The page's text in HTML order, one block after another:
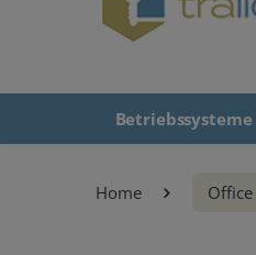
Betriebssysteme
Home Office